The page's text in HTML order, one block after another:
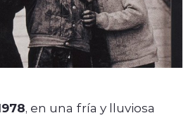
, en una fría y lluviosa